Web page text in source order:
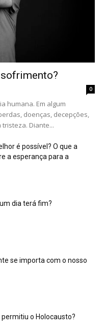
0
humana. Em algum
doenças, decepções,
Diante...
é possível? O que a
a esperança para a
dia terá fim?
se importa com o nosso
permitiu o Holocausto?